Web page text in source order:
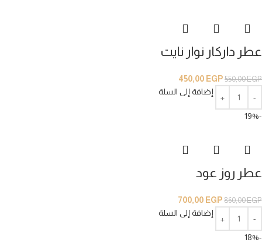
عطر داركار نوار نايت
550,00EGP
450,00 EGP
إضافة إلى السلة
-19%
عطر روز عود
860,00EGP
700,00 EGP
إضافة إلى السلة
-18%